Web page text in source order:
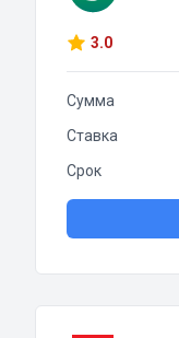
3.0
Сумма
Ставка
Срок